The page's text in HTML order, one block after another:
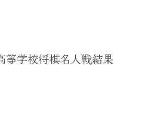
学校将棋名人戦結果